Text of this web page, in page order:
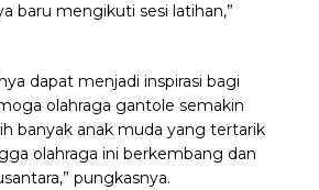
baru mengikuti sesi latihan,”
dapat menjadi inspirasi bagi
olahraga gantole semakin
banyak anak muda yang tertarik
olahraga ini berkembang dan
pungkasnya.